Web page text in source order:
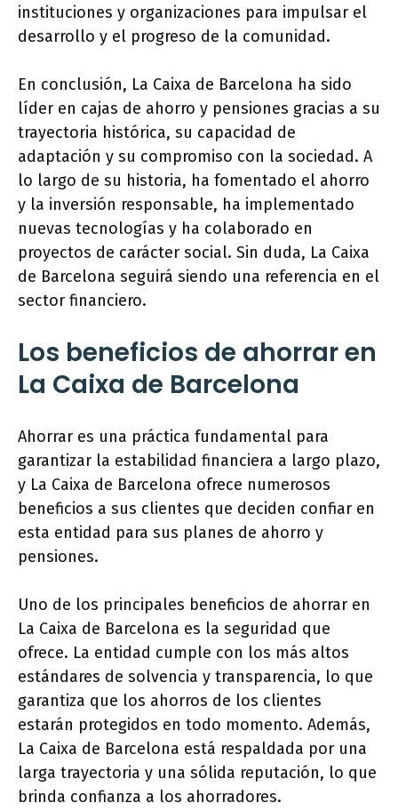
instituciones y organizaciones para impulsar el
desarrollo y el progreso de la comunidad.
En conclusión, La Caixa de Barcelona ha sido
líder en cajas de ahorro y pensiones gracias a su
trayectoria histórica, su capacidad de
adaptación y su compromiso con la sociedad. A
lo largo de su historia, ha fomentado el ahorro
y la inversión responsable, ha implementado
nuevas tecnologías y ha colaborado en
proyectos de carácter social. Sin duda, La Caixa
de Barcelona seguirá siendo una referencia en el
sector financiero.
Los beneficios de ahorrar en
La Caixa de Barcelona
Ahorrar es una práctica fundamental para
garantizar la estabilidad financiera a largo plazo,
y La Caixa de Barcelona ofrece numerosos
beneficios a sus clientes que deciden confiar en
esta entidad para sus planes de ahorro y
pensiones.
Uno de los principales beneficios de ahorrar en
La Caixa de Barcelona es la seguridad que
ofrece. La entidad cumple con los más altos
estándares de solvencia y transparencia, lo que
garantiza que los ahorros de los clientes
estarán protegidos en todo momento. Además,
La Caixa de Barcelona está respaldada por una
larga trayectoria y una sólida reputación, lo que
brinda confianza a los ahorradores.